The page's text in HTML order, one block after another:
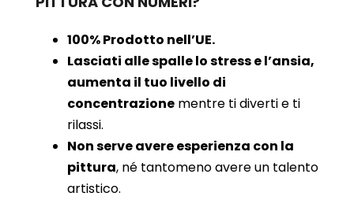
100% Prodotto nell’UE.
Lasciati alle spalle lo stress e l’ansia,
aumenta il tuo livello di
concentrazione mentre ti diverti e ti
rilassi.
Non serve avere esperienza con la
pittura, né tantomeno avere un talento
artistico.